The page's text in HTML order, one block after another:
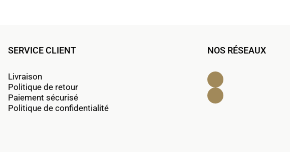
SERVICE CLIENT
Livraison
Politique de retour
Paiement sécurisé
Politique de confidentialité
NOS RÉSEAUX